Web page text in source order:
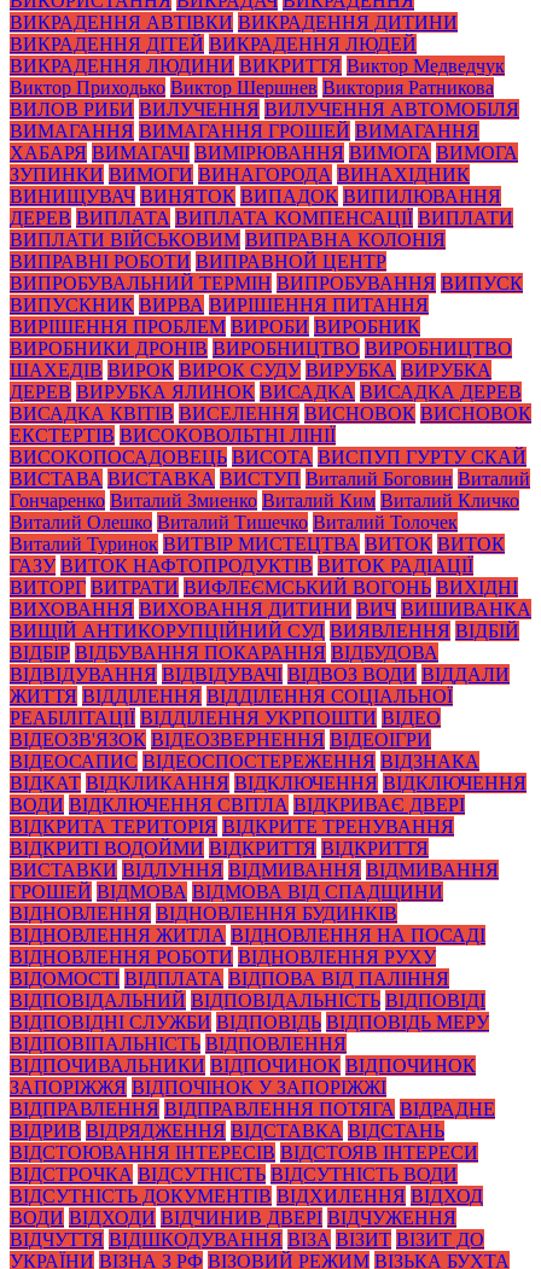
ВИКРАДЕННЯ АВТІВКИ ВИКРАДЕННЯ ДИТИНИ
ВИКРАДЕННЯ ДІТЕЙ ВИКРАДЕННЯ ЛЮДЕЙ
ВИКРАДЕННЯ ЛЮДИНИ ВИКРИТТЯ Виктор Медведчук
Виктор Приходько Виктор Шершнев Виктория Ратникова
ВИЛОВ РИБИ ВИЛУЧЕННЯ ВИЛУЧЕННЯ АВТОМОБІЛЯ
ВИМАГАННЯ ВИМАГАННЯ ГРОШЕЙ ВИМАГАННЯ
ХАБАРЯ ВИМАГАЧІ ВИМІРЮВАННЯ ВИМОГА ВИМОГА
ЗУПИНКИ ВИМОГИ ВИНАГОРОДА ВИНАХІДНИК
ВИНИЩУВАЧ ВИНЯТОК ВИПАДОК ВИПИЛЮВАННЯ
ДЕРЕВ ВИПЛАТА ВИПЛАТА КОМПЕНСАЦІЇ ВИПЛАТИ
ВИПЛАТИ ВІЙСЬКОВИМ ВИПРАВНА КОЛОНІЯ
ВИПРАВНІ РОБОТИ ВИПРАВНОЙ ЦЕНТР
ВИПРОБУВАЛЬНИЙ ТЕРМІН ВИПРОБУВАННЯ ВИПУСК
ВИПУСКНИК ВИРВА ВИРІШЕННЯ ПИТАННЯ
ВИРІШЕННЯ ПРОБЛЕМ ВИРОБИ ВИРОБНИК
ВИРОБНИКИ ДРОНІВ ВИРОБНИЦТВО ВИРОБНИЦТВО
ШАХЕДІВ ВИРОК ВИРОК СУДУ ВИРУБКА ВИРУБКА
ДЕРЕВ ВИРУБКА ЯЛИНОК ВИСАДКА ВИСАДКА ДЕРЕВ
ВИСАДКА КВІТІВ ВИСЕЛЕННЯ ВИСНОВОК ВИСНОВОК
ЕКСТЕРТІВ ВИСОКОВОЛЬТНІ ЛІНІЇ
ВИСОКОПОСАДОВЕЦЬ ВИСОТА ВИСПУП ГУРТУ СКАЙ
ВИСТАВА ВИСТАВКА ВИСТУП Виталий Боговин Виталий
Гончаренко Виталий Змиенко Виталий Ким Виталий Кличко
Виталий Олешко Виталий Тишечко Виталий Толочек
Виталий Туринок ВИТВІР МИСТЕЦТВА ВИТОК ВИТОК
ГАЗУ ВИТОК НАФТОПРОДУКТІВ ВИТОК РАДІАЦІЇ
ВИТОРГ ВИТРАТИ ВИФЛЕЄМСЬКИЙ ВОГОНЬ ВИХІДНІ
ВИХОВАННЯ ВИХОВАННЯ ДИТИНИ ВИЧ ВИШИВАНКА
ВИЩІЙ АНТИКОРУПЦІЙНИЙ СУД ВИЯВЛЕННЯ ВІДБІЙ
ВІДБІР ВІДБУВАННЯ ПОКАРАННЯ ВІДБУДОВА
ВІДВІДУВАННЯ ВІДВІДУВАЧІ ВІДВОЗ ВОДИ ВІДДАЛИ
ЖИТТЯ ВІДДІЛЕННЯ ВІДДІЛЕННЯ СОЦІАЛЬНОЇ
РЕАБІЛІТАЦІЇ ВІДДІЛЕННЯ УКРПОШТИ ВІДЕО
ВІДЕОЗВ'ЯЗОК ВІДЕОЗВЕРНЕННЯ ВІДЕОІГРИ
ВІДЕОСАПИС ВІДЕОСПОСТЕРЕЖЕННЯ ВІДЗНАКА
ВІДКАТ ВІДКЛИКАННЯ ВІДКЛЮЧЕННЯ ВІДКЛЮЧЕННЯ
ВОДИ ВІДКЛЮЧЕННЯ СВІТЛА ВІДКРИВАЄ ДВЕРІ
ВІДКРИТА ТЕРИТОРІЯ ВІДКРИТЕ ТРЕНУВАННЯ
ВІДКРИТІ ВОДОЙМИ ВІДКРИТТЯ ВІДКРИТТЯ
ВИСТАВКИ ВІДЛУННЯ ВІДМИВАННЯ ВІДМИВАННЯ
ГРОШЕЙ ВІДМОВА ВІДМОВА ВІД СПАДЩИНИ
ВІДНОВЛЕННЯ ВІДНОВЛЕННЯ БУДИНКІВ
ВІДНОВЛЕННЯ ЖИТЛА ВІДНОВЛЕННЯ НА ПОСАДІ
ВІДНОВЛЕННЯ РОБОТИ ВІДНОВЛЕННЯ РУХУ
ВІДОМОСТІ ВІДПЛАТА ВІДПОВА ВІД ПАЛІННЯ
ВІДПОВІДАЛЬНИЙ ВІДПОВІДАЛЬНІСТЬ ВІДПОВІДІ
ВІДПОВІДНІ СЛУЖБИ ВІДПОВІДЬ ВІДПОВІДЬ МЕРУ
ВІДПОВІПАЛЬНІСТЬ ВІДПОВЛЕННЯ
ВІДПОЧИВАЛЬНИКИ ВІДПОЧИНОК ВІДПОЧИНОК
ЗАПОРІЖЖЯ ВІДПОЧІНОК У ЗАПОРІЖЖІ
ВІДПРАВЛЕННЯ ВІДПРАВЛЕННЯ ПОТЯГА ВІДРАДНЕ
ВІДРИВ ВІДРЯДЖЕННЯ ВІДСТАВКА ВІДСТАНЬ
ВІДСТОЮВАННЯ ІНТЕРЕСІВ ВІДСТОЯВ ІНТЕРЕСИ
ВІДСТРОЧКА ВІДСУТНІСТЬ ВІДСУТНІСТЬ ВОДИ
ВІДСУТНІСТЬ ДОКУМЕНТІВ ВІДХИЛЕННЯ ВІДХОД
ВОДИ ВІДХОДИ ВІДЧИНИВ ДВЕРІ ВІДЧУЖЕННЯ
ВІДЧУТТЯ ВІДШКОДУВАННЯ ВІЗА ВІЗИТ ВІЗИТ ДО
УКРАЇНИ ВІЗНА З РФ ВІЗОВИЙ РЕЖИМ ВІЗЬКА БУХТА